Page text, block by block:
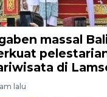
massal
di
lalu